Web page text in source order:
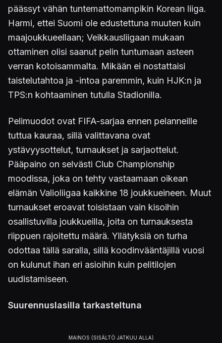
päässyt vähän tuntemattomampikin Korean liiga.
Harmi, ettei Suomi ole edustettuna muuten kuin
maajoukkueellaan; Veikkausliigaan mukaan
ottaminen olisi saanut pelin tuntumaan asteen
verran kotoisammalta. Mikään ei nostattaisi
taistelutahtoa ja -intoa paremmin, kuin HJK:n ja
TPS:n kohtaaminen tutulla Stadionilla.
Pelimuodot ovat FIFA-sarjaa ennen pelanneille
tuttua kauraa, sillä valittavana ovat
ystävyysottelut, turnaukset ja sarjaottelut.
Pääpaino on selvästi Club Championship
moodissa, joka on tehty vastaamaan oikean
elämän Valioliigaa kaikkine 18 joukkueineen. Muut
turnaukset eroavat toisistaan vain kisoihin
osallistuvilla joukkueilla, joita on turnauksesta
riippuen rajoitettu määrä. Yllätyksiä on turha
odottaa tällä saralla, sillä koodinvääntäjillä vuosi
on kulunut ihan eri asioihin kuin pelitilojen
uudistamiseen.
Suurennuslasilla tarkasteltuna